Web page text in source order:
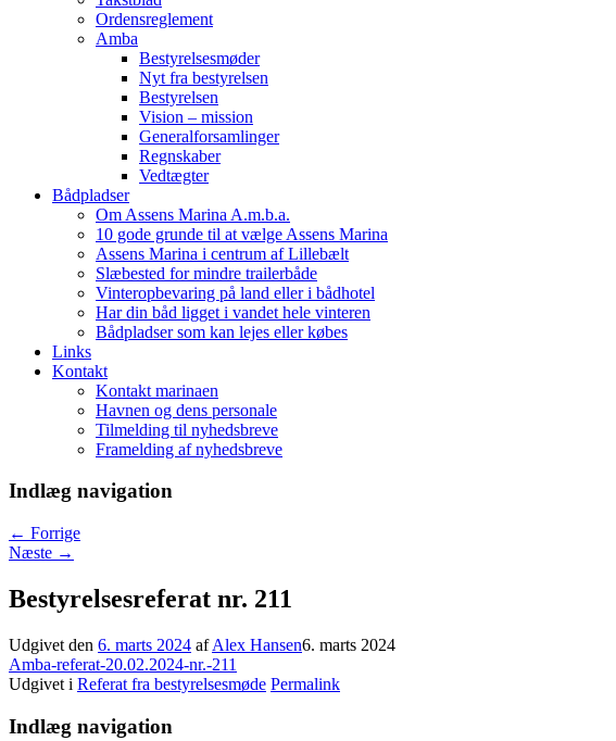
Ordensreglement
Amba
Bestyrelsesmøder
Nyt fra bestyrelsen
Bestyrelsen
Vision – mission
Generalforsamlinger
Regnskaber
Vedtægter
Bådpladser
Om Assens Marina A.m.b.a.
10 gode grunde til at vælge Assens Marina
Assens Marina i centrum af Lillebælt
Slæbested for mindre trailerbåde
Vinteropbevaring på land eller i bådhotel
Har din båd ligget i vandet hele vinteren
Bådpladser som kan lejes eller købes
Links
Kontakt
Kontakt marinaen
Havnen og dens personale
Tilmelding til nyhedsbreve
Framelding af nyhedsbreve
Indlæg navigation
← Forrige
Næste →
Bestyrelsesreferat nr. 211
Udgivet den 6. marts 2024 afAlex Hansen6. marts 2024
Amba-referat-20.02.2024-nr.-211
Udgivet i Referat fra bestyrelsesmøde Permalink
Indlæg navigation